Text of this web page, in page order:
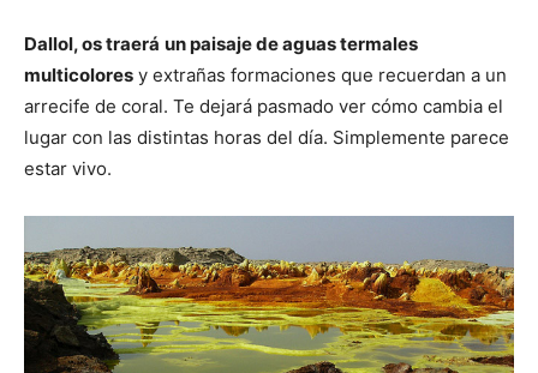
Dallol, os traerá un paisaje de aguas termales
multicolores y extrañas formaciones que recuerdan a un
arrecife de coral. Te dejará pasmado ver cómo cambia el
lugar con las distintas horas del día. Simplemente parece
estar vivo.